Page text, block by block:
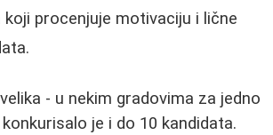
procenjuje motivaciju i lične
- u nekim gradovima za jedno
je i do 10 kandidata.